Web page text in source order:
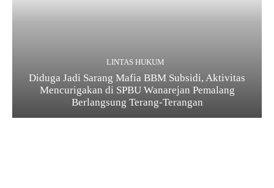
LINTAS HUKUM
Diduga Jadi Sarang Mafia BBM Subsidi, Aktivitas
Mencurigakan di SPBU Wanarejan Pemalang
Berlangsung Terang-Terangan